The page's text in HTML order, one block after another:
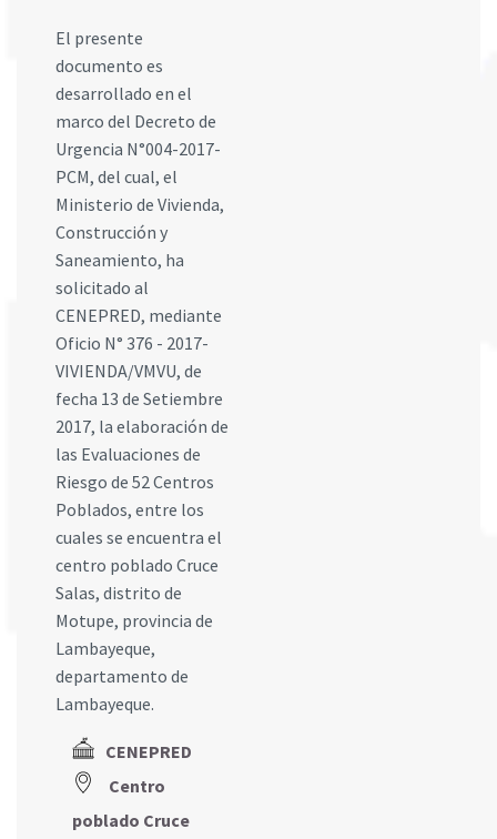
El presente
documento es
desarrollado en el
marco del Decreto de
Urgencia N°004-2017-
PCM, del cual, el
Ministerio de Vivienda,
Construcción y
Saneamiento, ha
solicitado al
CENEPRED, mediante
Oficio N° 376 - 2017-
VIVIENDA/VMVU, de
fecha 13 de Setiembre
2017, la elaboración de
las Evaluaciones de
Riesgo de 52 Centros
Poblados, entre los
cuales se encuentra el
centro poblado Cruce
Salas, distrito de
Motupe, provincia de
Lambayeque,
departamento de
Lambayeque.
CENEPRED
Centro
poblado Cruce